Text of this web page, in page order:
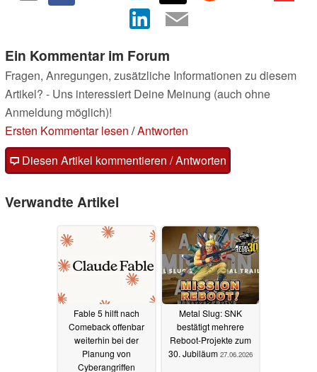
Ein Kommentar im Forum
Fragen, Anregungen, zusätzliche Informationen zu diesem
Artikel? - Uns interessiert Deine Meinung (auch ohne
Anmeldung möglich)!
Ersten Kommentar lesen /Antworten
Diesen Artikel kommentieren / Antworten
Verwandte Artikel
Fable 5 hilft nach
Comeback offenbar
weiterhin bei der
Planung von
Cyberangriffen
Metal Slug: SNK
bestätigt mehrere
Reboot-Projekte zum
30. Jubiläum 27.06.2026